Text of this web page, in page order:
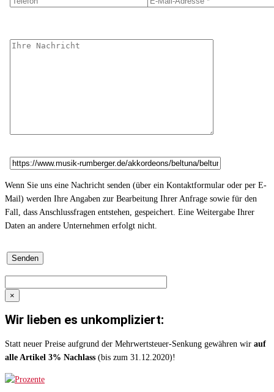
Wenn Sie uns eine Nachricht senden (über ein Kontaktformular oder per E-
Mail) werden Ihre Angaben zur Bearbeitung Ihrer Anfrage sowie für den
Fall, dass Anschlussfragen entstehen, gespeichert. Eine Weitergabe Ihrer
Daten an andere Unternehmen erfolgt nicht.
×
Wir lieben es unkompliziert:
Statt neuer Preise aufgrund der Mehrwertsteuer-Senkung gewähren wir auf
alle Artikel 3% Nachlass (bis zum 31.12.2020)!